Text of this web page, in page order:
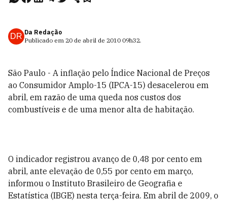
DR Da Redação
Publicado em 20 de abril de 2010 09h32.
São Paulo - A inflação pelo Índice Nacional de Preços
ao Consumidor Amplo-15 (IPCA-15) desacelerou em
abril, em razão de uma queda nos custos dos
combustíveis e de uma menor alta de habitação.
O indicador registrou avanço de 0,48 por cento em
abril, ante elevação de 0,55 por cento em março,
informou o Instituto Brasileiro de Geografia e
Estatística (IBGE) nesta terça-feira. Em abril de 2009, o